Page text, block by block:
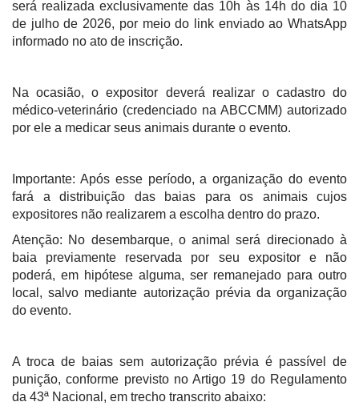
será realizada exclusivamente das 10h às 14h do dia 10
de julho de 2026, por meio do link enviado ao WhatsApp
informado no ato de inscrição.
Na ocasião, o expositor deverá realizar o cadastro do
médico-veterinário (credenciado na ABCCMM) autorizado
por ele a medicar seus animais durante o evento.
Importante: Após esse período, a organização do evento
fará a distribuição das baias para os animais cujos
expositores não realizarem a escolha dentro do prazo.
Atenção: No desembarque, o animal será direcionado à
baia previamente reservada por seu expositor e não
poderá, em hipótese alguma, ser remanejado para outro
local, salvo mediante autorização prévia da organização
do evento.
A troca de baias sem autorização prévia é passível de
punição, conforme previsto no Artigo 19 do Regulamento
da 43ª Nacional, em trecho transcrito abaixo: